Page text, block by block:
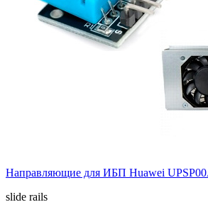
Направляющие для ИБП Huawei
slide rails